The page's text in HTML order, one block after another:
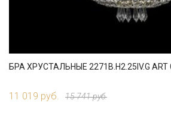
БРА ХРУСТАЛЬНЫЕ 2271B.H2.25IV.G ART
11 019 руб. 15 741 руб.